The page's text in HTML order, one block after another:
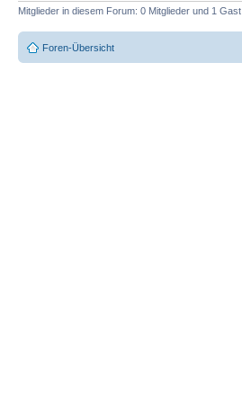
Mitglieder in diesem Forum: 0 Mitglieder und 1 Gast
Foren-Übersicht